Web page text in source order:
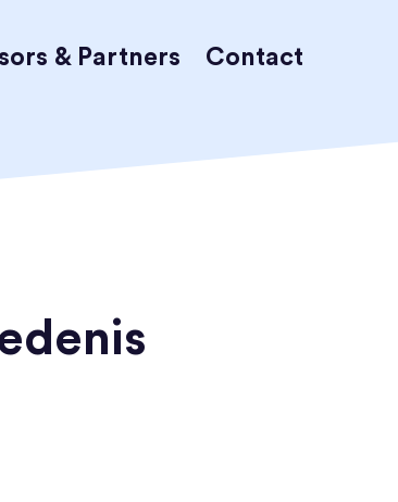
& Partners Contact